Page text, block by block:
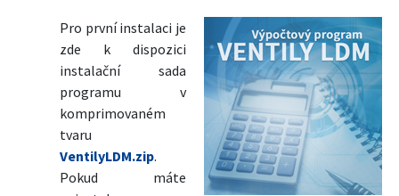
Pro první instalaci je
zde k dispozici
instalační sada
programu v
komprimovaném
tvaru
VentilyLDM.zip.
Pokud máte